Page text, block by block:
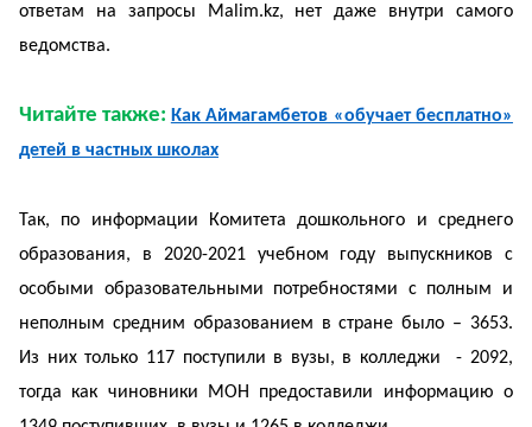
ответам на запросы Malim.kz, нет даже внутри самого
ведомства.
Читайте также: Как Аймагамбетов «обучает бесплатно»
детей в частных школах
Так, по информации Комитета дошкольного и среднего
образования, в 2020-2021 учебном году выпускников с
особыми образовательными потребностями с полным и
неполным средним образованием в стране было – 3653.
Из них только 117 поступили в вузы, в колледжи - 2092,
тогда как чиновники МОН предоставили информацию о